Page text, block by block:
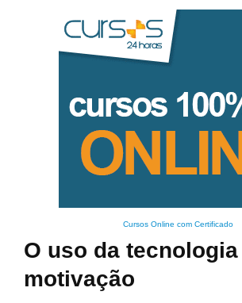
Cursos Online com Certificado
O uso da
motivação